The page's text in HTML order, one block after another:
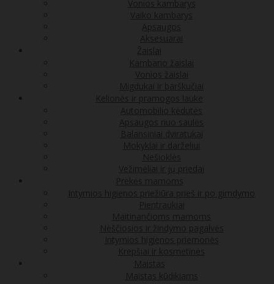
Vonios kambarys
Vaiko kambarys
Apsaugos
Aksesuarai
Žaislai
Kambario žaislai
Vonios žaislai
Migdukai ir barškučiai
Kelionės ir pramogos lauke
Automobilio kėdutės
Apsaugos nuo saulės
Balansiniai dviratukai
Mokyklai ir darželiui
Nešioklės
Vežimėliai ir jų priedai
Prekės mamoms
Intymios higienos priežiūra prieš ir po gimdymo
Pientraukiai
Maitinančioms mamoms
Nėščiosios ir žindymo pagalvės
Intymios higienos priemonės
Krepšiai ir kosmetinės
Maistas
Maistas kūdikiams